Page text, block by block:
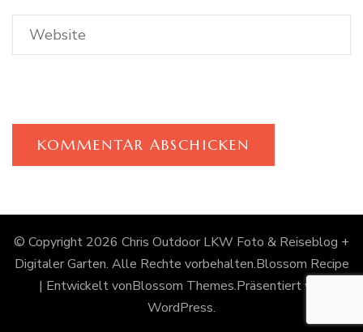
© Copyright 2026 Chris Outdoor LKW Foto & Reiseblog +
Digitaler Garten. Alle Rechte vorbehalten.Blossom Recipe
| Entwickelt vonBlossom Themes.Präsentiert von
WordPress.